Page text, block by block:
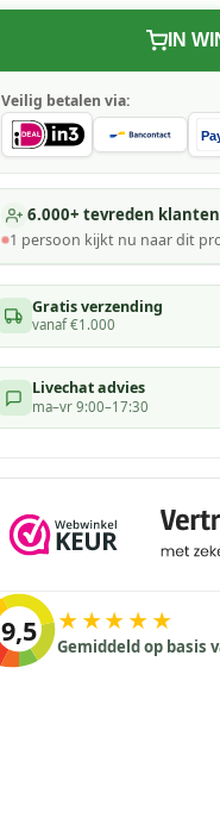
IN
Veilig betalen via:
6.000+ tevreden klanten
1 persoon kijkt nu naar dit
Gratis verzending
vanaf €1.000
Livechat advies
ma–vr 9:00–17:30
9,5 ★★★★★
Gemiddeld op basis